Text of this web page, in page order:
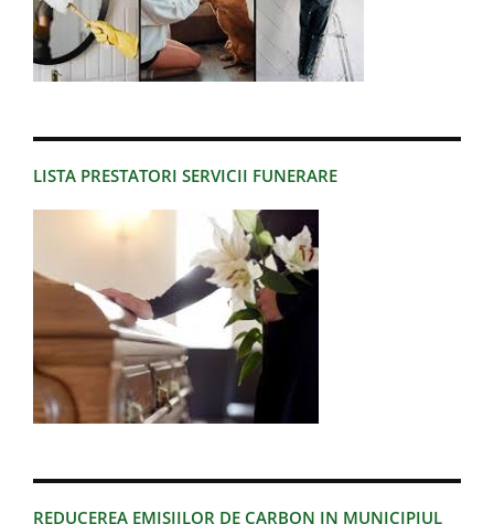
LISTA PRESTATORI SERVICII FUNERARE
REDUCEREA EMISIILOR DE CARBON IN MUNICIPIUL